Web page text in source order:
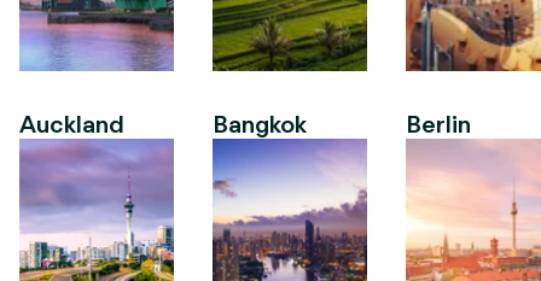
Auckland Bangkok Berlin